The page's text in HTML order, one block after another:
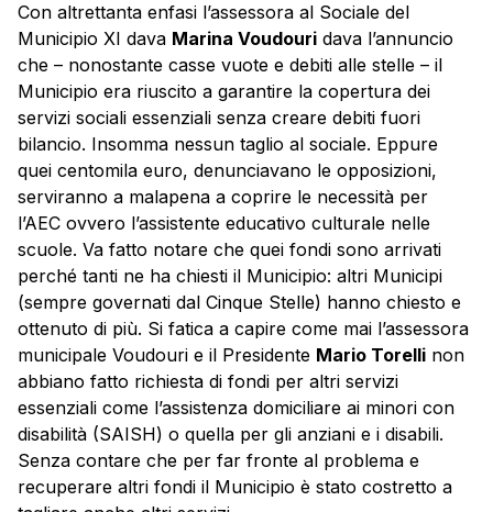
Con altrettanta enfasi l’assessora al Sociale del
Municipio XI dava Marina Voudouri dava l’annuncio
che – nonostante casse vuote e debiti alle stelle – il
Municipio era riuscito a garantire la copertura dei
servizi sociali essenziali senza creare debiti fuori
bilancio. Insomma nessun taglio al sociale. Eppure
quei centomila euro, denunciavano le opposizioni,
serviranno a malapena a coprire le necessità per
l’AEC ovvero l’assistente educativo culturale nelle
scuole. Va fatto notare che quei fondi sono arrivati
perché tanti ne ha chiesti il Municipio: altri Municipi
(sempre governati dal Cinque Stelle) hanno chiesto e
ottenuto di più. Si fatica a capire come mai l’assessora
municipale Voudouri e il Presidente Mario Torelli non
abbiano fatto richiesta di fondi per altri servizi
essenziali come l’assistenza domiciliare ai minori con
disabilità (SAISH) o quella per gli anziani e i disabili.
Senza contare che per far fronte al problema e
recuperare altri fondi il Municipio è stato costretto a